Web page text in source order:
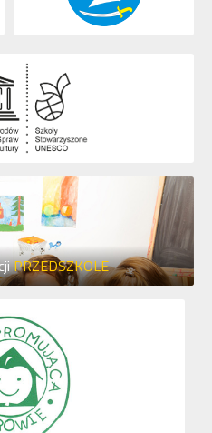
PRZEDSZKOLE